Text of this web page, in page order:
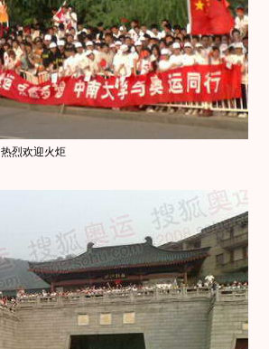
烈欢迎火炬